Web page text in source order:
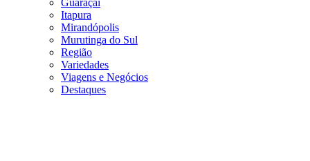
Guaraçaí
Itapura
Mirandópolis
Murutinga do Sul
Região
Variedades
Viagens e Negócios
Destaques